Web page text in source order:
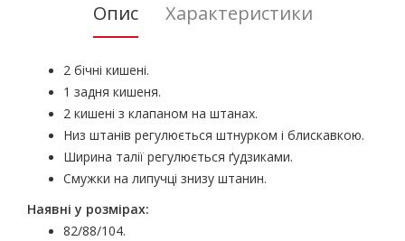
Опис Характеристики
2 бічні кишені.
1 задня кишеня.
2 кишені з клапаном на штанах.
Низ штанів регулюється штнурком і блискавкою.
Ширина талії регулюється ґудзиками.
Смужки на липучці знизу штанин.
Наявні у розмірах:
82/88/104.